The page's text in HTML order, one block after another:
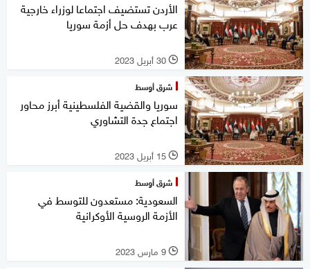
الأردن تستضيف اجتماعا لوزراء خارجية
عرب بهدف حل أزمة سوريا
l 30 أبريل 2023
شرق أوسط
سوريا والقضية الفلسطينية أبرز محاور
اجتماع جدة التشاوري
l 15 أبريل 2023
شرق أوسط
السعودية: مستعدون للتوسط في
الأزمة الروسية الأوكرانية
l 9 مارس 2023